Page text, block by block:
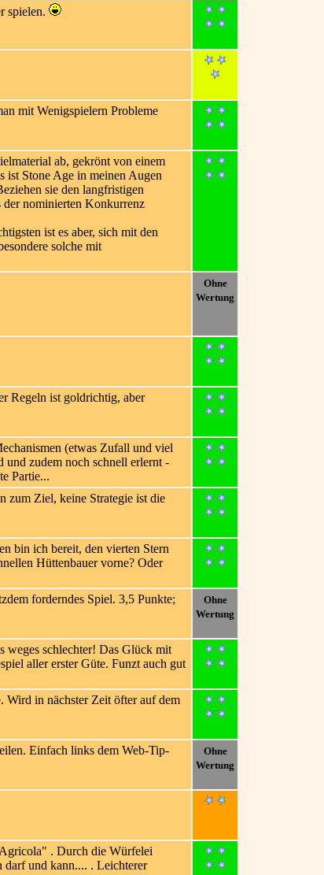
spielen.
mit Wenigspielern Probleme
ab, gekrönt von einem
ist Stone Age in meinen Augen
sie den langfristigen
der nominierten Konkurrenz
ist es aber, sich mit den
solche mit
Ohne
Wertung
Regeln ist goldrichtig, aber
(etwas Zufall und viel
und zudem noch schnell erlernt -
Partie...
zum Ziel, keine Strategie ist die
bin ich bereit, den vierten Stern
Hüttenbauer vorne? Oder
forderndes Spiel. 3,5 Punkte;
Ohne
Wertung
weges schlechter! Das Glück mit
aller erster Güte. Funzt auch gut
Wird in nächster Zeit öfter auf dem
Einfach links dem Web-Tip-
Ohne
Wertung
. Durch die Würfelei
darf und kann.... . Leichterer